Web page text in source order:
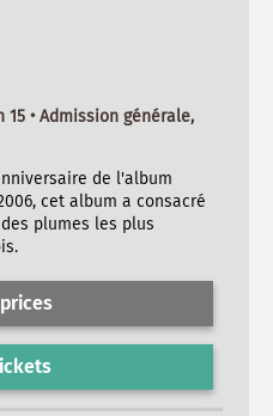
• Admission générale,
de l'album
cet album a consacré
plumes les plus